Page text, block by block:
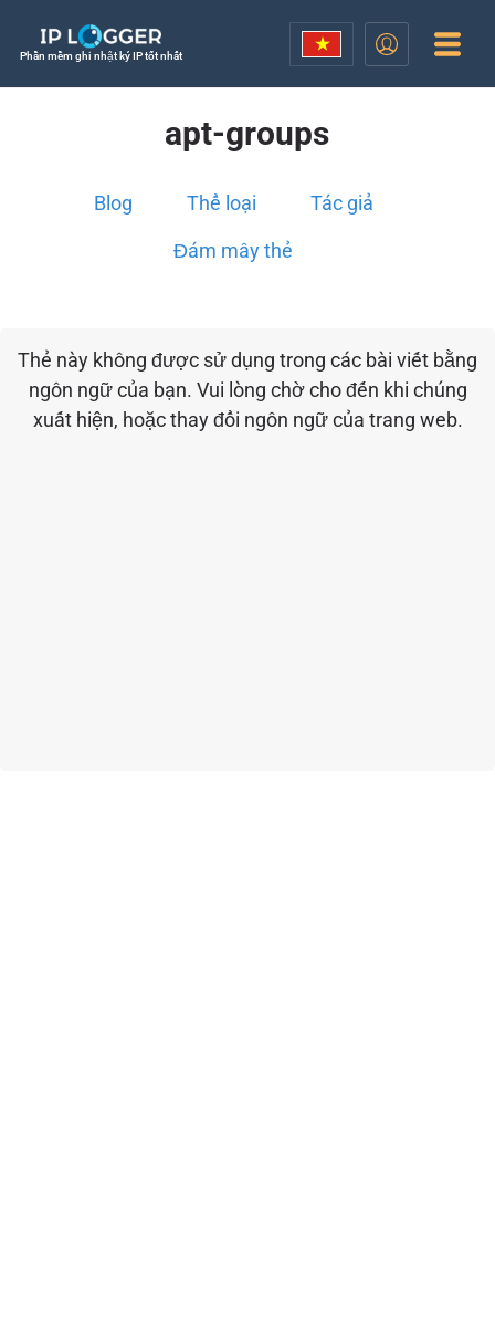
Phần mềm ghi nhật ký IP tốt nhất
apt-groups
Blog Thể loại Tác giả
Đám mây thẻ